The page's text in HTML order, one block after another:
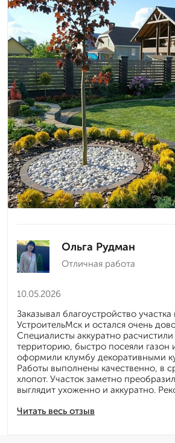
Ольга Рудман
Отличная работа
10.05.2026
Читать весь отзыв
Заказывал благоустройство
УстроительМск и остался очень
Специалисты аккуратно
территорию, быстро посеяли газон
оформили клумбу декоративными
Работы выполнены качественно, в
хлопот. Участок заметно
выглядит ухоженно и аккуратно.